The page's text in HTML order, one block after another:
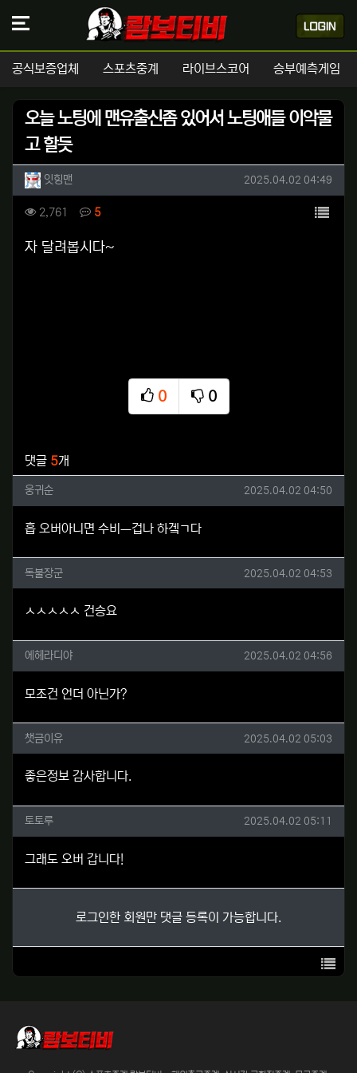
공식보증업체 스포츠중계 라이브스코어 승부예측게임
오늘 노팅에 맨유출신좀 있어서 노팅애들 이악물
고 할듯
작성자 정보
잇힝맨 작성일
2025.04.02 04:49
컨텐츠 정보
2,761 조회 5댓글 목록
본문
자 달려봅시다~
0
추천
0
비추천
댓글 5개
웅귀순님의 댓글
웅귀순 작성일
2025.04.02 04:50
흡 오버아니면 수비ㅡ겁나 하겤ㄱ다
독불장군님의 댓글
독불장군 작성일
2025.04.02 04:53
ㅅㅅㅅㅅㅅ 건승요
에헤라디야님의 댓글
에헤라디야 작성일
2025.04.02 04:56
모조건 언더 아닌가?
챗금이유님의 댓글
챗금이유 작성일
2025.04.02 05:03
좋은정보 감사합니다.
토토루님의 댓글
토토루 작성일
2025.04.02 05:11
그래도 오버 갑니다!
로그인한 회원만 댓글 등록이 가능합니다.
목록